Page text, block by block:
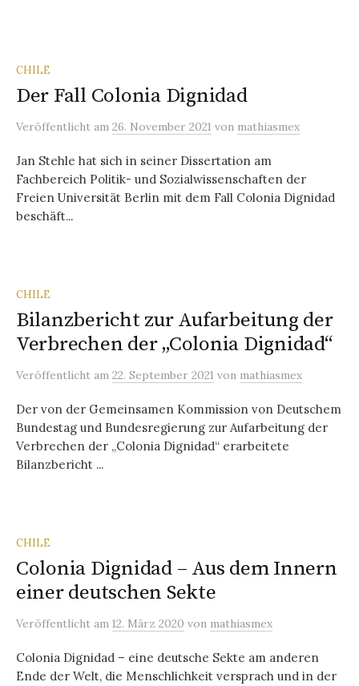
CHILE
Der Fall Colonia Dignidad
Veröffentlicht am 26. November 2021 von mathiasmex
Jan Stehle hat sich in seiner Dissertation am
Fachbereich Politik- und Sozialwissenschaften der
Freien Universität Berlin mit dem Fall Colonia Dignidad
beschäft...
CHILE
Bilanzbericht zur Aufarbeitung der
Verbrechen der „Colonia Dignidad“
Veröffentlicht am 22. September 2021 von mathiasmex
Der von der Gemeinsamen Kommission von Deutschem
Bundestag und Bundesregierung zur Aufarbeitung der
Verbrechen der „Colonia Dignidad“ erarbeitete
Bilanzbericht ...
CHILE
Colonia Dignidad – Aus dem Innern
einer deutschen Sekte
Veröffentlicht am 12. März 2020 von mathiasmex
Colonia Dignidad – eine deutsche Sekte am anderen
Ende der Welt, die Menschlichkeit versprach und in der